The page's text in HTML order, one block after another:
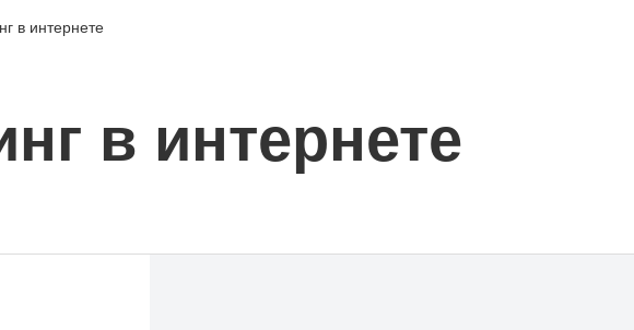
в интернете
в интернете